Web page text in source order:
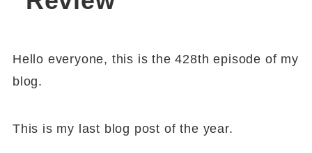
Hello everyone, this is the 428th episode of my
blog.
This is my last blog post of the year.